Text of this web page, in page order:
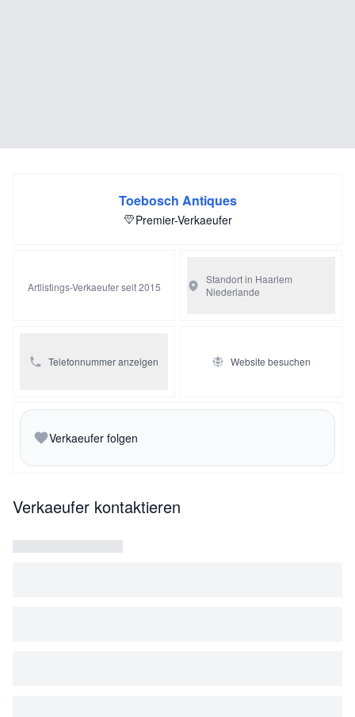
Toebosch Antiques
Premier-Verkaeufer
Artlistings-Verkaeufer seit 2015
Standort in Haarlem
Niederlande
Telefonnummer anzeigen Website besuchen
Verkaeufer folgen
Verkaeufer kontaktieren